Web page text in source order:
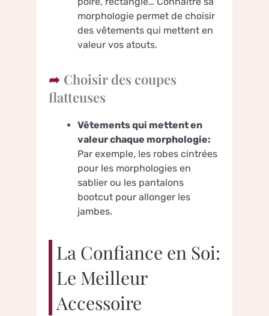
morphologie permet de choisir
des vêtements qui mettent en
valeur vos atouts.
Choisir des coupes
flatteuses
Vêtements qui mettent en
valeur chaque morphologie:
Par exemple, les robes cintrées
pour les morphologies en
sablier ou les pantalons
bootcut pour allonger les
jambes.
La Confiance en Soi:
Le Meilleur
Accessoire